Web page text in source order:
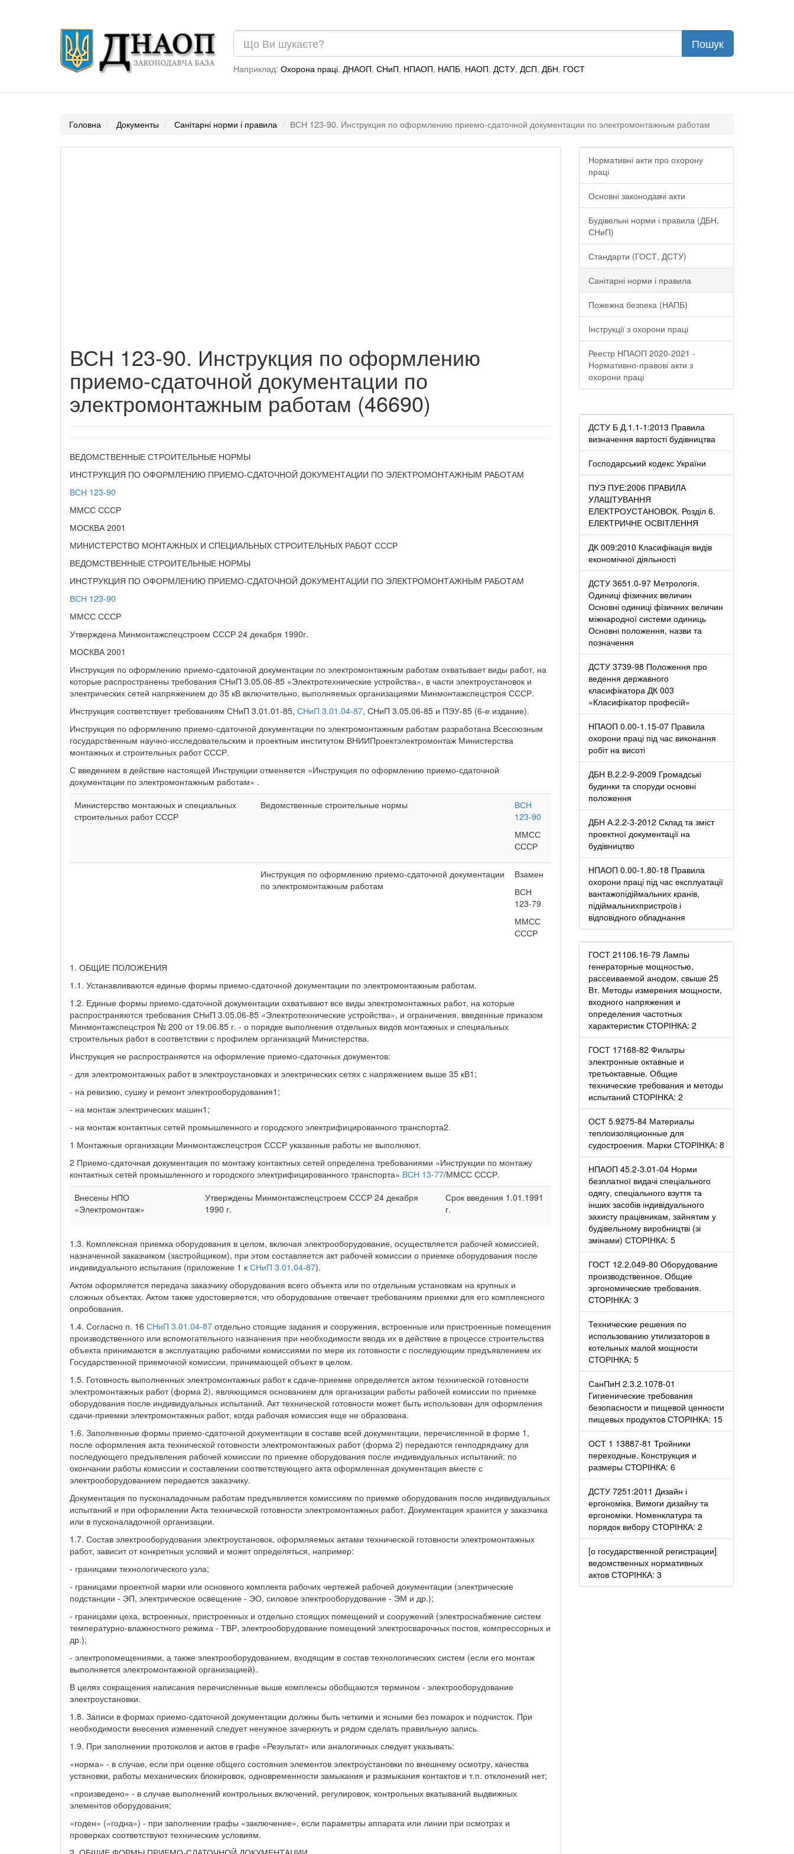
Наприклад: Охорона праці, ДНАОП, СНиП, НПАОП, НАПБ, НАОП, ДСТУ, ДСП, ДБН, ГОСТ
Головна Документы Санітарні норми і правила ВСН 123-90. Инструкция по оформлению приемо-сдаточной документации по электромонтажным работам
ВСН 123-90. Инструкция по оформлению
приемо-сдаточной документации по
электромонтажным работам (46690)
ВЕДОМСТВЕННЫЕ СТРОИТЕЛЬНЫЕ НОРМЫ
ИНСТРУКЦИЯ ПО ОФОРМЛЕНИЮ ПРИЕМО-СДАТОЧНОЙ ДОКУМЕНТАЦИИ ПО ЭЛЕКТРОМОНТАЖНЫМ РАБОТАМ
ВСН 123-90
ММСС СССР
МОСКВА 2001
МИНИСТЕРСТВО МОНТАЖНЫХ И СПЕЦИАЛЬНЫХ СТРОИТЕЛЬНЫХ РАБОТ СССР
ВЕДОМСТВЕННЫЕ СТРОИТЕЛЬНЫЕ НОРМЫ
ИНСТРУКЦИЯ ПО ОФОРМЛЕНИЮ ПРИЕМО-СДАТОЧНОЙ ДОКУМЕНТАЦИИ ПО ЭЛЕКТРОМОНТАЖНЫМ РАБОТАМ
ВСН 123-90
ММСС СССР
Утверждена Минмонтажспецстроем СССР 24 декабря 1990г.
МОСКВА 2001
Инструкция по оформлению приемо-сдаточной документации по электромонтажным работам охватывает виды работ, на
которые распространены требования СНиП 3.05.06-85 «Электротехнические устройства», в части электроустановок и
электрических сетей напряжением до 35 кВ включительно, выполняемых организациями Минмонтажспецстроя СССР.
Инструкция соответствует требованиям СНиП 3.01.01-85, СНиП 3.01.04-87, СНиП 3.05.06-85 и ПЭУ-85 (6-е издание).
Инструкция по оформлению приемо-сдаточной документации по электромонтажным работам разработана Всесоюзным
государственным научно-исследовательским и проектным институтом ВНИИПроектэлектромонтаж Министерства
монтажных и строительных работ СССР.
С введением в действие настоящей Инструкции отменяется «Инструкция по оформлению приемо-сдаточной
документации по электромонтажным работам» .
Министерство монтажных и специальных
строительных работ СССР
Ведомственные строительные нормы
ВСН
123-90
ММСС
СССР
Инструкция по оформлению приемо-сдаточной документации
по электромонтажным работам
Взамен
ВСН
123-79
ММСС
СССР
1. ОБЩИЕ ПОЛОЖЕНИЯ
1.1. Устанавливаются единые формы приемо-сдаточной документации по электромонтажным работам.
1.2. Единые формы приемо-сдаточной документации охватывают все виды электромонтажных работ, на которые
распространяются требования СНиП 3.05.06-85 «Электротехнические устройства», и ограничения, введенные приказом
Минмонтажспецстроя № 200 от 19.06.85 г. - о порядке выполнения отдельных видов монтажных и специальных
строительных работ в соответствии с профилем организаций Министерства.
Инструкция не распространяется на оформление приемо-сдаточных документов:
- для электромонтажных работ в электроустановках и электрических сетях с напряжением выше 35 кВ1;
- на ревизию, сушку и ремонт электрооборудования1;
- на монтаж электрических машин1;
- на монтаж контактных сетей промышленного и городского электрифицированного транспорта2.
1 Монтажные организации Минмонтажспецстроя СССР указанные работы не выполняют.
2 Приемо-сдаточная документация по монтажу контактных сетей определена требованиями «Инструкции по монтажу
контактных сетей промышленного и городского электрифицированного транспорта» ВСН 13-77/ММСС СССР.
Внесены НПО
«Электромонтаж»
Утверждены Минмонтажспецстроем СССР 24 декабря
1990 г.
Срок введения 1.01.1991
г.
1.3. Комплексная приемка оборудования в целом, включая электрооборудование, осуществляется рабочей комиссией,
назначенной заказчиком (застройщиком), при этом составляется акт рабочей комиссии о приемке оборудования после
индивидуального испытания (приложение 1 к СНиП 3.01.04-87).
Актом оформляется передача заказчику оборудования всего объекта или по отдельным установкам на крупных и
сложных объектах. Актом также удостоверяется, что оборудование отвечает требованиям приемки для его комплексного
опробования.
1.4. Согласно п. 16 СНиП 3.01.04-87 отдельно стоящие задания и сооружения, встроенные или пристроенные помещения
производственного или вспомогательного назначения при необходимости ввода их в действие в процессе строительства
объекта принимаются в эксплуатацию рабочими комиссиями по мере их готовности с последующим предъявлением их
Государственной приемочной комиссии, принимающей объект в целом.
1.5. Готовность выполненных электромонтажных работ к сдаче-приемке определяется актом технической готовности
электромонтажных работ (форма 2), являющимся основанием для организации работы рабочей комиссии по приемке
оборудования после индивидуальных испытаний. Акт технической готовности может быть использован для оформления
сдачи-приемки электромонтажных работ, когда рабочая комиссия еще не образована.
1.6. Заполненные формы приемо-сдаточной документации в составе всей документации, перечисленной в форме 1,
после оформления акта технической готовности электромонтажных работ (форма 2) передаются генподрядчику для
последующего предъявления рабочей комиссии по приемке оборудования после индивидуальных испытаний; по
окончании работы комиссии и составлении соответствующего акта оформленная документация вместе с
электрооборудованием передается заказчику.
Документация по пусконаладочным работам предъявляется комиссиям по приемке оборудования после индивидуальных
испытаний и при оформлении Акта технической готовности электромонтажных работ. Документация хранится у заказчика
или в пусконаладочной организации.
1.7. Состав электрооборудования электроустановок, оформляемых актами технической готовности электромонтажных
работ, зависит от конкретных условий и может определяться, например:
- границами технологического узла;
- границами проектной марки или основного комплекта рабочих чертежей рабочей документации (электрические
подстанции - ЭП, электрическое освещение - ЭО, силовое электрооборудование - ЭМ и др.);
- границами цеха, встроенных, пристроенных и отдельно стоящих помещений и сооружений (электроснабжение систем
температурно-влажностного режима - ТВР, электрооборудование помещений электросварочных постов, компрессорных и
др.);
- электропомещениями, а также электрооборудованием, входящим в состав технологических систем (если его монтаж
выполняется электромонтажной организацией).
В целях сокращения написания перечисленные выше комплексы обобщаются термином - электрооборудование
электроустановки.
1.8. Записи в формах приемо-сдаточной документации должны быть четкими и ясными без помарок и подчисток. При
необходимости внесения изменений следует ненужное зачеркнуть и рядом сделать правильную запись.
1.9. При заполнении протоколов и актов в графе «Результат» или аналогичных следует указывать:
«норма» - в случае, если при оценке общего состояния элементов электроустановки по внешнему осмотру, качества
установки, работы механических блокировок, одновременности замыкания и размыкания контактов и т.п. отклонений нет;
«произведено» - в случае выполнений контрольных включений, регулировок, контрольных вкатываний выдвижных
элементов оборудования;
«годен» («годна») - при заполнении графы «заключение», если параметры аппарата или линии при осмотрах и
проверках соответствуют техническим условиям.
Нормативні акти про охорону
праці
Основні законодавчі акти
Будівельні норми і правила (ДБН,
СНиП)
Стандарти (ГОСТ, ДСТУ)
Санітарні норми і правила
Пожежна безпека (НАПБ)
Інструкції з охорони праці
Реестр НПАОП 2020-2021 -
Нормативно-правові акти з
охорони праці
ДСТУ Б Д.1.1-1:2013 Правила
визначення вартості будівництва
Господарський кодекс України
ПУЭ ПУЕ:2006 ПРАВИЛА
УЛАШТУВАННЯ
ЕЛЕКТРОУСТАНОВОК. Розділ 6.
ЕЛЕКТРИЧНЕ ОСВІТЛЕННЯ
ДК 009:2010 Класифікація видів
економічної діяльності
ДСТУ 3651.0-97 Метрологія.
Одиниці фізичних величин
Основні одиниці фізичних величин
міжнародної системи одиниць
Основні положення, назви та
позначення
ДСТУ 3739-98 Положення про
ведення державного
класифікатора ДК 003
«Класифікатор професій»
НПАОП 0.00-1.15-07 Правила
охорони праці під час виконання
робіт на висоті
ДБН В.2.2-9-2009 Громадські
будинки та споруди основні
положення
ДБН А.2.2-3-2012 Склад та зміст
проектної документації на
будівництво
НПАОП 0.00-1.80-18 Правила
охорони праці під час експлуатації
вантажопідіймальних кранів,
підіймальнихпристроїв і
відповідного обладнання
ГОСТ 21106.16-79 Лампы
генераторные мощностью,
рассеиваемой анодом, свыше 25
Вт. Методы измерения мощности,
входного напряжения и
определения частотных
характеристик СТОРІНКА: 2
ГОСТ 17168-82 Фильтры
электронные октавные и
третьоктавные. Общие
технические требования и методы
испытаний СТОРІНКА: 2
ОСТ 5.9275-84 Материалы
теплоизоляционные для
судостроения. Марки СТОРІНКА: 8
НПАОП 45.2-3.01-04 Норми
безплатної видачі спеціального
одягу, спеціального взуття та
інших засобів індивідуального
захисту працівникам, зайнятим у
будівельному виробництві (зі
змінами) СТОРІНКА: 5
ГОСТ 12.2.049-80 Оборудование
производственное. Общие
эргономические требования.
СТОРІНКА: 3
Технические решения по
использованию утилизаторов в
котельных малой мощности
СТОРІНКА: 5
СанПиН 2.3.2.1078-01
Гигиенические требования
безопасности и пищевой ценности
пищевых продуктов СТОРІНКА: 15
ОСТ 1 13887-81 Тройники
переходные. Конструкция и
размеры СТОРІНКА: 6
ДСТУ 7251:2011 Дизайн і
ергономіка. Вимоги дизайну та
ергономіки. Номенклатура та
порядок вибору СТОРІНКА: 2
[о государственной регистрации]
ведомственных нормативных
актов СТОРІНКА: 3